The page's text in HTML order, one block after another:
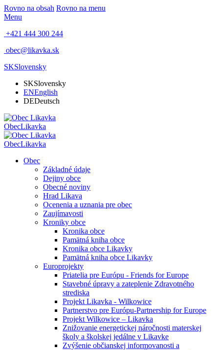
Rovno na obsah Rovno na menu
Menu
+421 444 300 244
obec@likavka.sk
SKSlovensky
SKSlovensky
ENEnglish
DEDeutsch
ObecLikavka
ObecLikavka
Obec
Základné údaje
Dejiny obce
Obecné noviny
Hrad Likava
Ocenenia a uznania pre obec
Zaujímavosti
Kroniky obce
Kronika obce
Pamätná kniha obce
Kronika obce Likavky
Pamätná kniha obce Likavky
Europrojekty
Priatelia pre Európu - Friends for Europe
Stavebné úpravy a zateplenie Zdravotného
strediska
Projekt Likavka - Wilkowice
Partnerstvo pre Európu-Partnership for Europe
Projekt Wilkowice – Likavka
Znižovanie energetickej náročnosti materskej
školy a školskej jedálne v Likavke
Zvýšenie občianskej informovanosti a